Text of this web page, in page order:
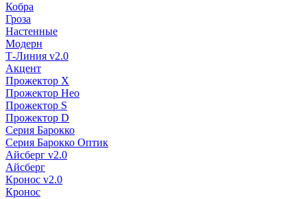
Кобра
Гроза
Настенные
Модерн
Т-Линия v2.0
Акцент
Прожектор X
Прожектор Нео
Прожектор S
Прожектор D
Серия Барокко
Серия Барокко Оптик
Айсберг v2.0
Айсберг
Кронос v2.0
Кронос